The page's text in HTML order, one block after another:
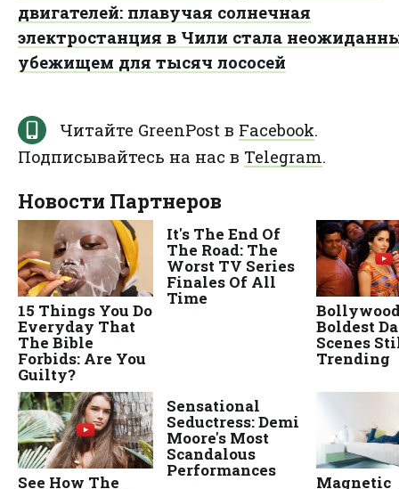
двигателей: плавучая солнечная
электростанция в Чили стала
убежищем для тысяч лососей
Читайте GreenPost в Facebook.
Подписывайтесь на нас в Telegram.